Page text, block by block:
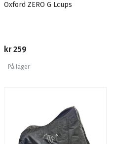
Oxford ZERO G Lcups
kr 259
På lager